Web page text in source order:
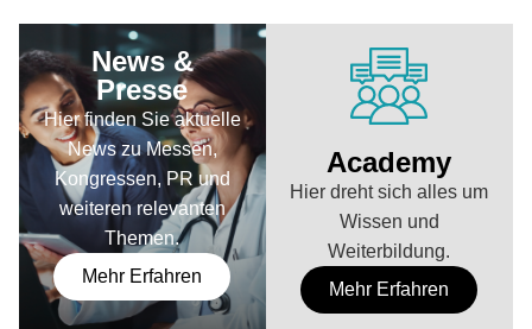
Academy
Hier dreht sich alles um
Wissen und
Weiterbildung.
Mehr Erfahren
News &
Presse
Hier finden Sie aktuelle
News zu Messen,
Kongressen, PR und
weiteren relevanten
Themen.
Mehr Erfahren